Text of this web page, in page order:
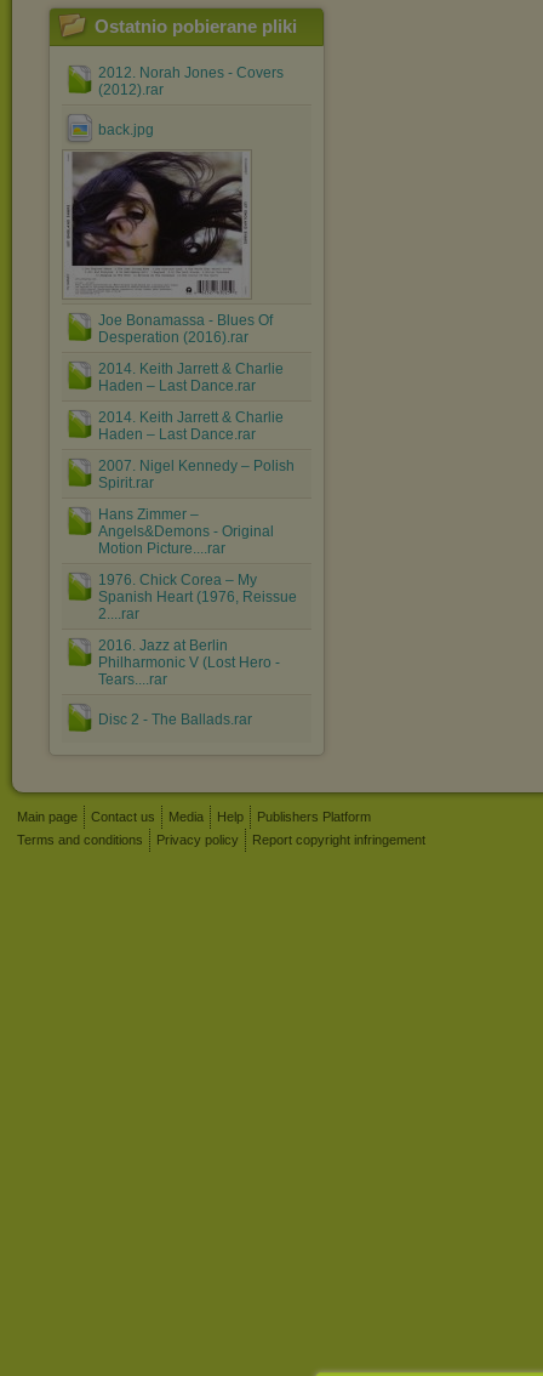
Ostatnio pobierane pliki
2012. Norah Jones - Covers
(2012).rar
back.jpg
Joe Bonamassa - Blues Of
Desperation (2016).rar
2014. Keith Jarrett & Charlie
Haden – Last Dance.rar
2014. Keith Jarrett & Charlie
Haden – Last Dance.rar
2007. Nigel Kennedy ‎– Polish
Spirit.rar
Hans Zimmer ‎–
Angels&Demons - Original
Motion Picture....rar
1976. Chick Corea ‎– My
Spanish Heart (1976, Reissue
2....rar
2016. Jazz at Berlin
Philharmonic V (Lost Hero -
Tears....rar
Disc 2 - The Ballads.rar
Main page Contact us Media Help
Publishers Platform
Terms and conditions
Privacy policy Report copyright infringement